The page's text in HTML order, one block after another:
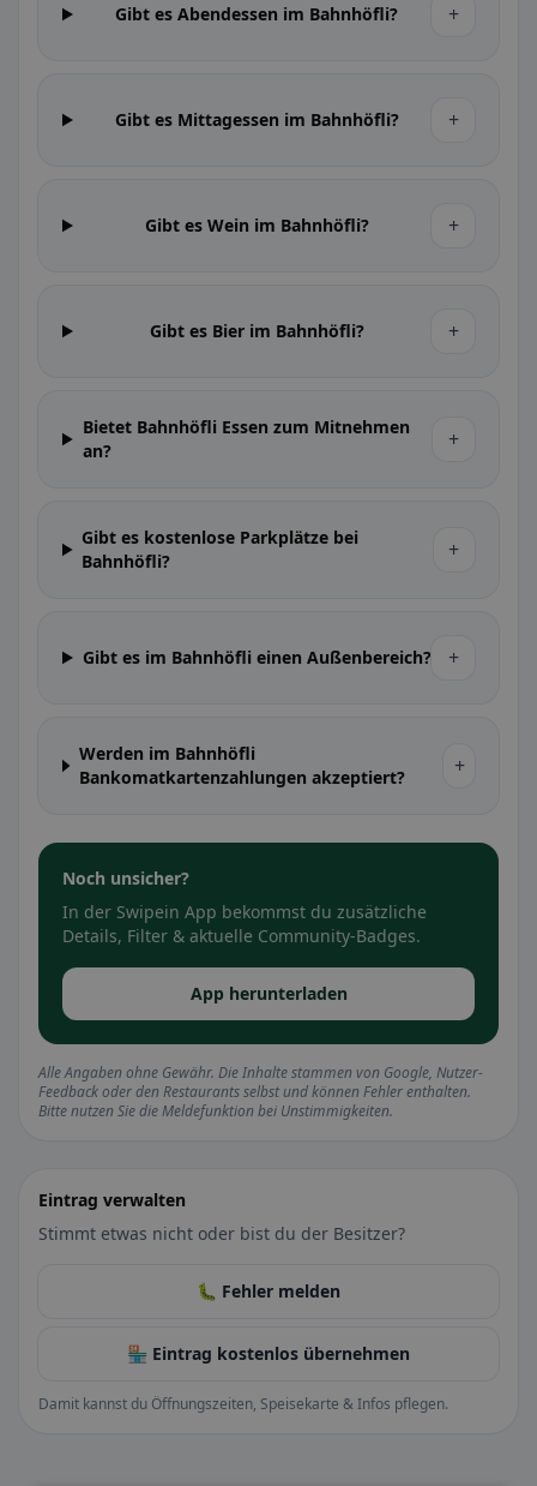
Gibt es Abendessen im Bahnhöfli? +
Gibt es Mittagessen im Bahnhöfli? +
Gibt es Wein im Bahnhöfli? +
Gibt es Bier im Bahnhöfli? +
Bietet Bahnhöfli Essen zum Mitnehmen
an?
+
Gibt es kostenlose Parkplätze bei
Bahnhöfli?
+
Gibt es im Bahnhöfli einen Außenbereich? +
Werden im Bahnhöfli
Bankomatkartenzahlungen akzeptiert?
+
Noch unsicher?
In der Swipein App bekommst du zusätzliche
Details, Filter & aktuelle Community-Badges.
App herunterladen
Alle Angaben ohne Gewähr. Die Inhalte stammen von Google, Nutzer-
Feedback oder den Restaurants selbst und können Fehler enthalten.
Bitte nutzen Sie die Meldefunktion bei Unstimmigkeiten.
Eintrag verwalten
Stimmt etwas nicht oder bist du der Besitzer?
🐛 Fehler melden
🏪 Eintrag kostenlos übernehmen
Damit kannst du Öffnungszeiten, Speisekarte & Infos pflegen.